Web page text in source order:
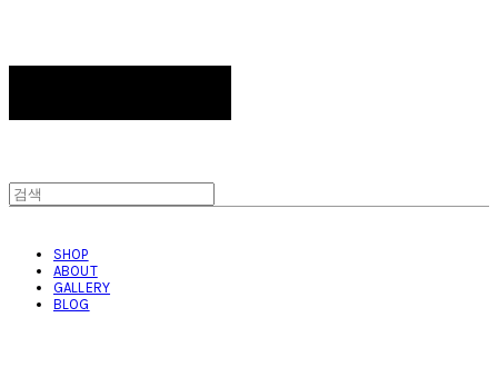
SHOP
ABOUT
GALLERY
BLOG